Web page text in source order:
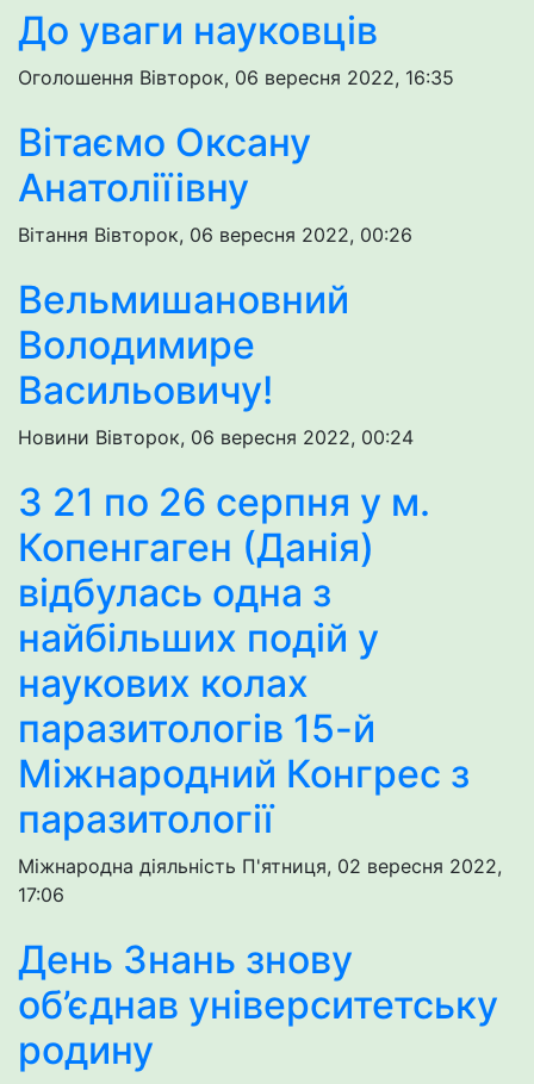
До уваги науковців
Оголошення Вівторок, 06 вересня 2022, 16:35
Вітаємо Оксану
Анатоліїівну
Вітання Вівторок, 06 вересня 2022, 00:26
Вельмишановний
Володимире
Васильовичу!
Новини Вівторок, 06 вересня 2022, 00:24
З 21 по 26 серпня у м.
Копенгаген (Данія)
відбулась одна з
найбільших подій у
наукових колах
паразитологів 15-й
Міжнародний Конгрес з
паразитології
Міжнародна діяльність П'ятниця, 02 вересня 2022,
17:06
День Знань знову
об’єднав університетську
родину